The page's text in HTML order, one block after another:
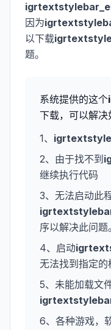
因为
以下载
题。
系统提供的这个
下载，可以解决
1、
2、由于找不到
继续执行代码
3、无法启动此
序以解决此问题。
4、启动
无法找到指定的
5、未能加载文
6、各种游戏，